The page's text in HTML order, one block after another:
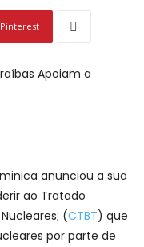
Pinterest
Apoiam a
anunciou a sua
ao Tratado
(CTBT) que
por parte de